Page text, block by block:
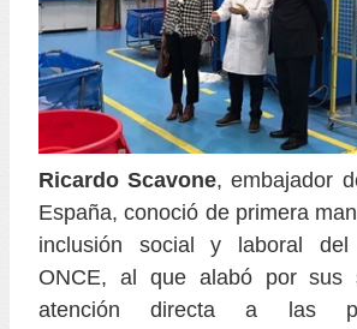
Ricardo Scavone, embajador
España, conoció de primera
inclusión social y laboral del
ONCE, al que alabó por sus
atención directa a las